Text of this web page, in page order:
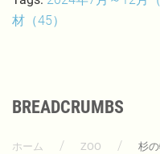
材（45）
BREADCRUMBS
ホーム ZOO 杉